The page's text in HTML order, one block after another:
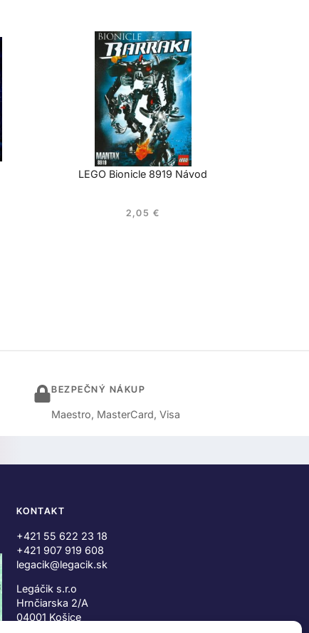
LEGO Bionicle 8919 Návod
2,05 €
BEZPEČNÝ NÁKUP
Maestro, MasterCard, Visa
KONTAKT
+421 55 622 23 18
+421 907 919 608
legacik@legacik.sk
Legáčik s.r.o
Hrnčiarska 2/A
04001 Košice